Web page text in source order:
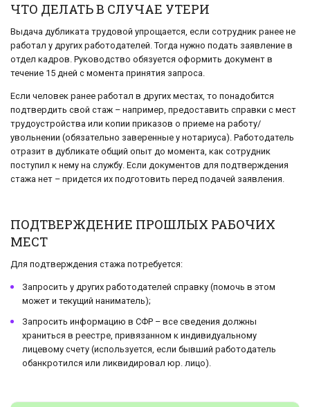
ЧТО ДЕЛАТЬ В СЛУЧАЕ УТЕРИ
Выдача дубликата трудовой упрощается, если сотрудник ранее не
работал у других работодателей. Тогда нужно подать заявление в
отдел кадров. Руководство обязуется оформить документ в
течение 15 дней с момента принятия запроса.
Если человек ранее работал в других местах, то понадобится
подтвердить свой стаж – например, предоставить справки с мест
трудоустройства или копии приказов о приеме на работу/
увольнении (обязательно заверенные у нотариуса). Работодатель
отразит в дубликате общий опыт до момента, как сотрудник
поступил к нему на службу. Если документов для подтверждения
стажа нет – придется их подготовить перед подачей заявления.
ПОДТВЕРЖДЕНИЕ ПРОШЛЫХ РАБОЧИХ
МЕСТ
Для подтверждения стажа потребуется:
Запросить у других работодателей справку (помочь в этом
может и текущий наниматель);
Запросить информацию в СФР – все сведения должны
храниться в реестре, привязанном к индивидуальному
лицевому счету (используется, если бывший работодатель
обанкротился или ликвидировал юр. лицо).